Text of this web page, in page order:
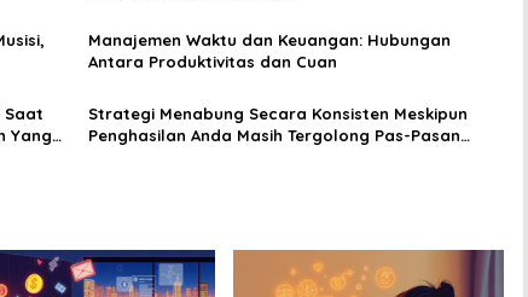
Manajemen Waktu dan Keuangan: Hubungan
Antara Produktivitas dan Cuan
Saat
Yang
Strategi Menabung Secara Konsisten Meskipun
Penghasilan Anda Masih Tergolong Pas-Pasan